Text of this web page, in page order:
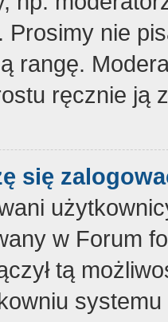
Prosimy nie
rangę.
ręcznie ją
się
w Forum
tą